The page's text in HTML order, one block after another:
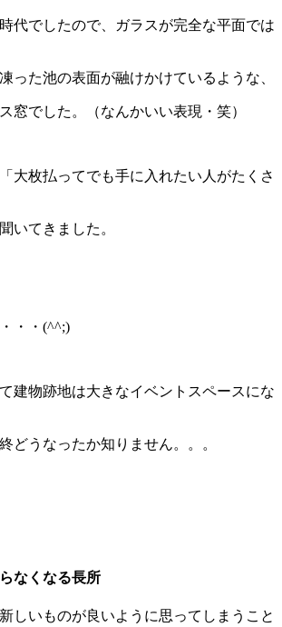
代でしたので、ガラスが完全な平面では
った池の表面が融けかけているような、
窓でした。（なんかいい表現・笑）
大枚払ってでも手に入れたい人がたくさ
いてきました。
・・(^^;)
建物跡地は大きなイベントスペースにな
どうなったか知りません。。。
なくなる長所
しいものが良いように思ってしまうこと